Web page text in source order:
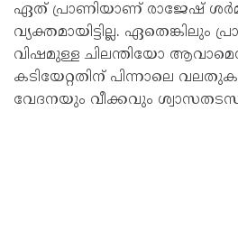
ഏത് പ്രാണിയാണ് രാജേഷ്
വ്യക്തമായിട്ടില്ല. ഏതെങ്കിലും
വിഷമുള്ള ചിലന്തിയോ
കടിയേറ്റതിന് പിന്നാലെ
വേദനയും വീക്കവും